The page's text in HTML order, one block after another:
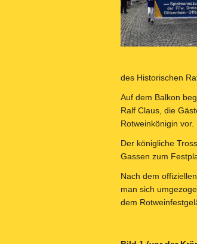
des Historischen
Auf dem Balkon
Ralf Claus, die
Rotweinkönigin vor.
Der königliche
Gassen zum
Nach dem
man sich
dem